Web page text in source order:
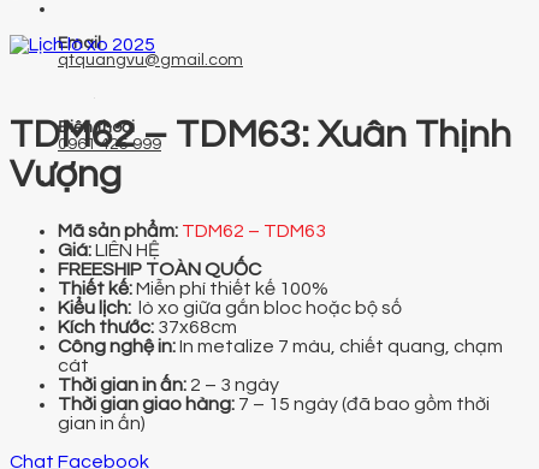
Email
qtquangvu@gmail.com
Điện thoại
0961 425 999
TDM62 – TDM63: Xuân Thịnh
Vượng
Mã sản phẩm: TDM62 – TDM63
Giá:LIÊN HỆ
FREESHIP TOÀN QUỐC
Thiết kế:Miễn phí thiết kế 100%
Kiểu lịch: lò xo giữa gắn bloc hoặc bộ số
Kích thước: 37x68cm
Công nghệ in:In metalize 7 màu, chiết quang, chạm
cát
Thời gian in ấn: 2 – 3 ngày
Thời gian giao hàng: 7 – 15 ngày (đã bao gồm thời
gian in ấn)
Chat Facebook